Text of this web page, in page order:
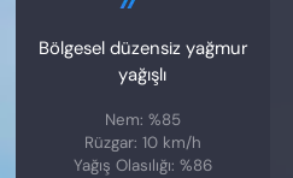
Bölgesel düzensiz yağmur
yağışlı
Nem: %85
Rüzgar: 10 km/h
Yağış Olasılığı: %86